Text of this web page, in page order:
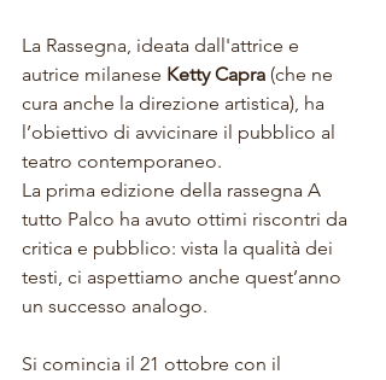
La Rassegna, ideata dall'attrice e
autrice milanese Ketty Capra (che ne
cura anche la direzione artistica), ha
l’obiettivo di avvicinare il pubblico al
teatro contemporaneo.
La prima edizione della rassegna A
tutto Palco ha avuto ottimi riscontri da
critica e pubblico: vista la qualità dei
testi, ci aspettiamo anche quest’anno
un successo analogo.
Si comincia il 21 ottobre con il